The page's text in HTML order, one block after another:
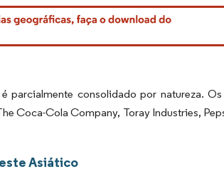
CC BY 4.0.
parcialmente consolidado por natureza.
Coca-Cola Company, Toray Industries,
Asiático